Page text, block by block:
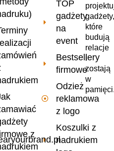
gadżety,
które
budują
relacje
i
zostają
w
TOP
gadżety
na
event
Bestsellery
firmowe
Odzież
reklamowa
z logo
Koszulki z
nadrukiem
z